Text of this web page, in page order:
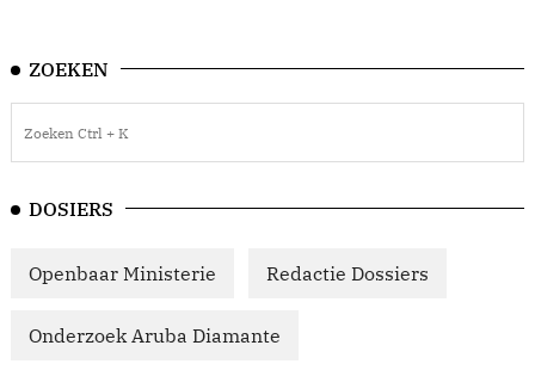
ZOEKEN
DOSIERS
Openbaar Ministerie Redactie Dossiers
Onderzoek Aruba Diamante